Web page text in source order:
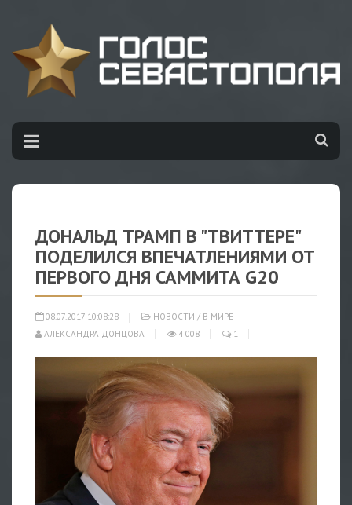
ДОНАЛЬД ТРАМП В "ТВИТТЕРЕ"
ПОДЕЛИЛСЯ ВПЕЧАТЛЕНИЯМИ ОТ
ПЕРВОГО ДНЯ САММИТА G20
08.07.2017 10:08:28 НОВОСТИ / В МИРЕ
АЛЕКСАНДРА ДОНЦОВА
4 008 1